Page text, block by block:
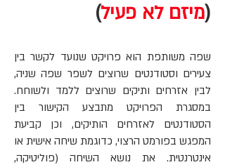
(מיזם לא פעיל)
שפה משותפת הוא פרויקט שנועד לקשר בין
צעירים וסטודנטים שרוצים לשפר שפה שניה,
לבין אזרחים ותיקים שרוצים ללמד ולשוחח.
במסגרת הפרויקט מתבצע הקישור בין
הסטודנטים לאזרחים הותיקים, וכן קביעת
המפגש בפורמט הרצוי, כדוגמת שיחה אישית או
אינטרנטית. את נושא השיחה (פוליטיקה,